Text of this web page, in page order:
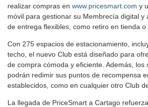
realizar compras en www.pricesmart.com y
móvil para gestionar su Membrecía digital y
de entrega flexibles, como retiro en tienda o
Con 275 espacios de estacionamiento,
techo, el nuevo Club está diseñado para
de compra cómoda y eficiente. Además, los
podrán redimir sus puntos de recompensa
establecidos, como en cualquier otro Club
La llegada de PriceSmart a Cartago